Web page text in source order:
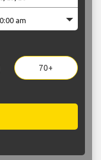
70+